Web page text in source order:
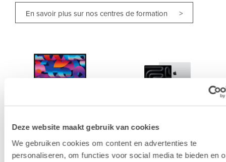
Deze website maakt gebruik van cookies
We gebruiken cookies om content en advertenties te
personaliseren, om functies voor social media te bieden en
En savoir plus sur nos centres de formation >
Mac Mac